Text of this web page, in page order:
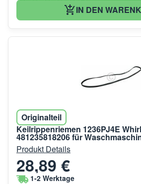
IN DEN
Originalteil
Keilrippenriemen 1236PJ4E
481235818206 für
Produkt Details
28,89 €
1-2 Werktage